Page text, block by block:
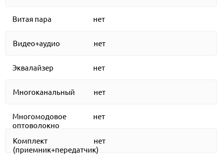
Витая пара нет
Видео+аудио нет
Эквалайзер нет
Многоканальный нет
Многомодовое
оптоволокно
нет
Комплект
(приемник+передатчик)
нет